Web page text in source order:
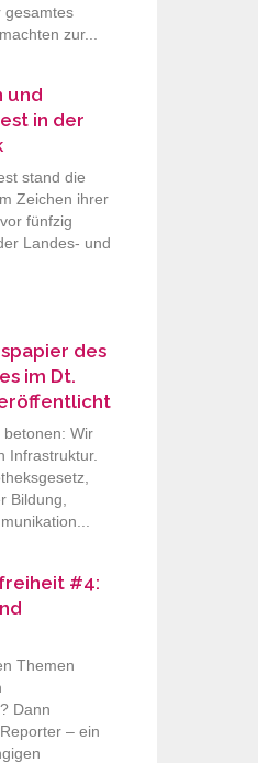
gesamtes
zur...
und
in der
stand die
Zeichen ihrer
fünfzig
Landes- und
des
im Dt.
betonen: Wir
Infrastruktur.
Bildung,
#4:
Themen
Dann
– ein